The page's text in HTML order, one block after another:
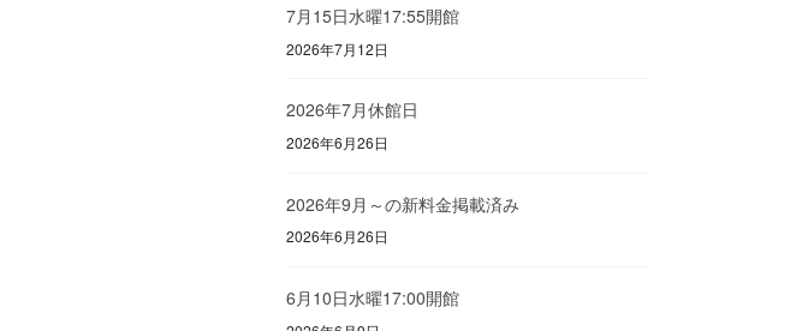
7月15日水曜17:55開館
2026年7月12日
2026年7月休館日
2026年6月26日
2026年9月～の新料金掲載済み
2026年6月26日
6月10日水曜17:00開館